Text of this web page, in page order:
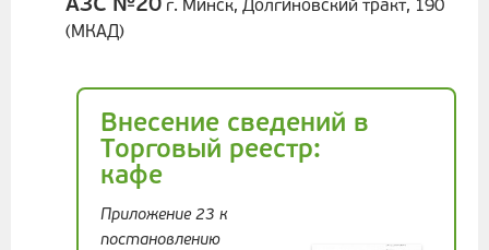
АЗС №20 г. Минск, Долгиновский тракт, 190
(МКАД)
Внесение сведений в
Торговый реестр:
кафе
Приложение 23 к
постановлению